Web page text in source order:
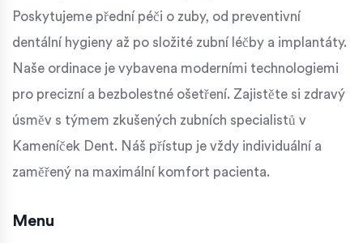
Poskytujeme přední péči o zuby, od preventivní
dentální hygieny až po složité zubní léčby a implantáty.
Naše ordinace je vybavena moderními technologiemi
pro precizní a bezbolestné ošetření. Zajistěte si zdravý
úsměv s týmem zkušených zubních specialistů v
Kameníček Dent. Náš přístup je vždy individuální a
zaměřený na maximální komfort pacienta.
Menu